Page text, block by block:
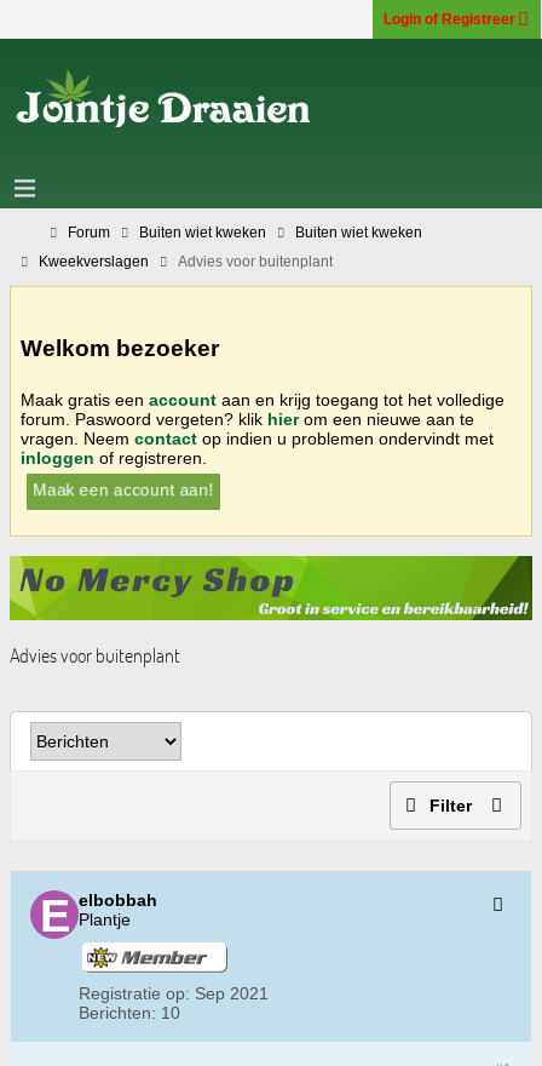
Login of Registreer
Forum Buiten wiet kweken
Buiten wiet kweken
Kweekverslagen
Advies voor buitenplant
Welkom bezoeker
Maak gratis een account aan en krijg toegang tot het volledige
forum. Paswoord vergeten? klik hierom een nieuwe aan te
vragen. Neem contact op indien u problemen ondervindt met
inloggen of registreren.
Maak een account aan!
Advies voor buitenplant
Filter
elbobbah
Plantje
Registratie op: Sep 2021
Berichten: 10